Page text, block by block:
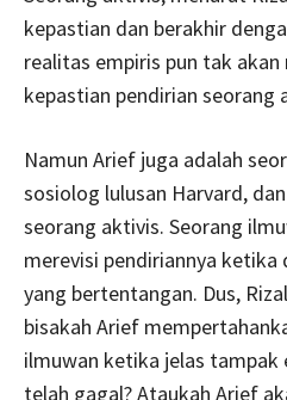
kepastian dan berakhir
realitas empiris pun tak
kepastian pendirian seorang
Namun Arief juga adalah
sosiolog lulusan Harvard,
seorang aktivis. Seorang
merevisi pendiriannya ketika
yang bertentangan. Dus,
bisakah Arief
ilmuwan ketika jelas tampak
telah gagal? Ataukah Arief